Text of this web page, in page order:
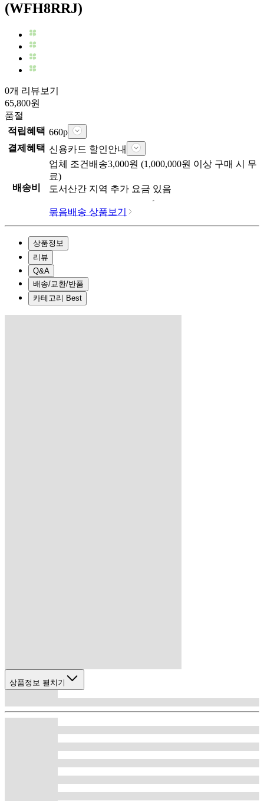
(WFH8RRJ)
0개 리뷰보기
65,800원
품절
적립혜택 660p
결제혜택 신용카드 할인안내
배송비
업체 조건배송3,000원 (1,000,000원 이상 구매 시 무
료)
도서산간 지역 추가 요금 있음
묶음배송 상품보기
상품정보
리뷰
Q&A
배송/교환/반품
카테고리 Best
상품정보 펼치기